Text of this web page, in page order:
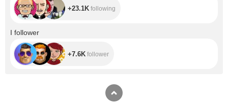
+23.1K following
I follower
+7.6K follower